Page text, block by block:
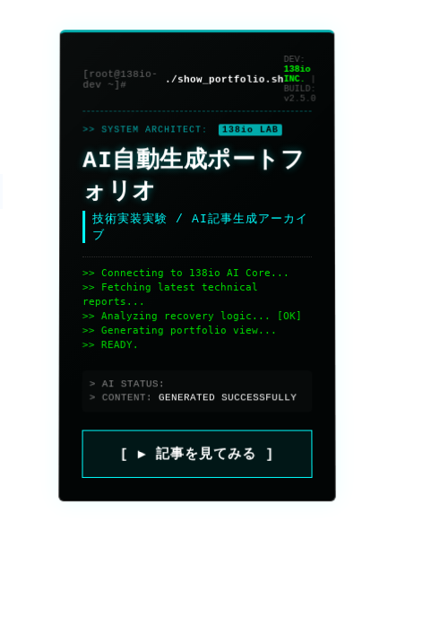
[root@138io-
dev ~]# ./show_portfolio.sh
DEV:
138io
INC.
BUILD:
v2.5.0
>> SYSTEM ARCHITECT: 138io LAB
AI自動生成ポートフ
ォリオ
技術実装実験 / AI記事生成アーカイ
ブ
>> Connecting to 138io AI Core...
>> Fetching latest technical
reports...
>> Analyzing recovery logic... [OK]
>> Generating portfolio view...
>> READY.
> AI STATUS:
> CONTENT:GENERATED SUCCESSFULLY
[ ▶ 記事を見てみる ]